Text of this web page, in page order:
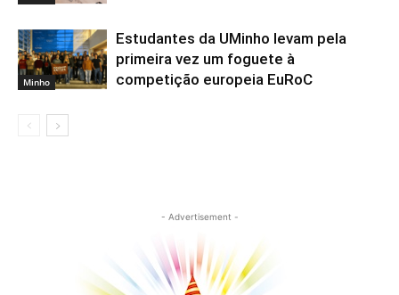
Minho
Estudantes da UMinho levam pela
primeira vez um foguete à
competição europeia EuRoC
- Advertisement -